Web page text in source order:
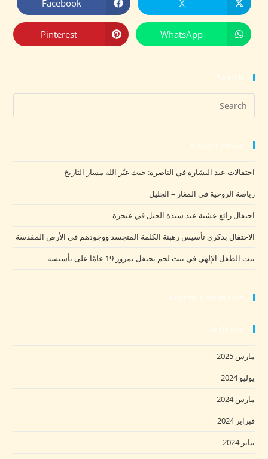
X
Facebook
WhatsApp
Pinterest
Search
Recent Posts
احتفالات عيد البشارة في الناصرة: حيث غيّر الله مسار التاريخ
رياضة الروحية في المغار – الجليل
احتفال رائع عشية عيد سيدة الجبل في عنجرة
الاحتفال بذكرى تأسيس رهبنة الكلمة المتجسد ووجودهم في الأرض المقدسة
بيت الطفل الإلهي في بيت لحم يحتفل بمرور 19 عامًا على تأسيسه
Recent Comments
Archives
مارس 2025
يوليو 2024
مارس 2024
فبراير 2024
يناير 2024